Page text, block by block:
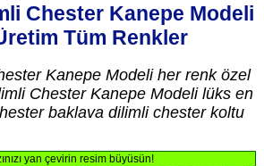
Chester Kanepe Modeli
Tüm Renkler
Kanepe Modeli her renk özel
Chester Kanepe Modeli lüks en
baklava dilimli chester koltu
yan çevirin resim büyüsün!